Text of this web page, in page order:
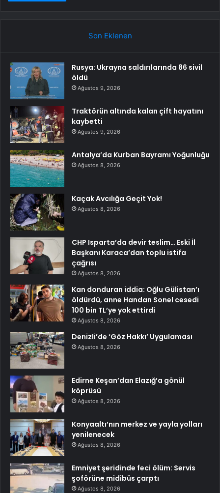
Son Eklenen
Rusya: Ukrayna saldırılarında 86 sivil
öldü
Ağustos 9, 2026
Traktörün altında kalan çift hayatını
kaybetti
Ağustos 9, 2026
Antalya’da Kurban Bayramı Yoğunluğu
Ağustos 8, 2026
Kaçak Avcılığa Geçit Yok!
Ağustos 8, 2026
CHP Isparta’da devir teslim… Eski İl
Başkanı Karaca’dan toplu istifa
çağrısı
Ağustos 8, 2026
Kan donduran iddia: Oğlu Gülistan’ı
öldürdü, anne Handan Sonel cesedi
100 bin TL’ye yok ettirdi
Ağustos 8, 2026
Denizli’de ‘Göz Hakkı’ Uygulaması
Ağustos 8, 2026
Edirne Keşan’dan Elazığ’a gönül
köprüsü
Ağustos 8, 2026
Konyaaltı’nın merkez ve yayla yolları
yenilenecek
Ağustos 8, 2026
Emniyet şeridinde feci ölüm: Servis
şoförüne midibüs çarptı
Ağustos 8, 2026